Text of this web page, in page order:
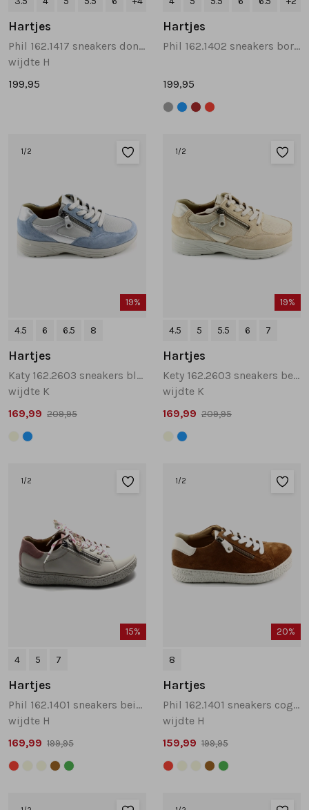
Hartjes
Phil 162.1417 sneakers donkerbruin
wijdte H
199,95
Hartjes
Phil 162.1402 sneakers bordeaux
199,95
1 /2
19%
4.5 6 6.5 8
Hartjes
Katy 162.2603 sneakers blauw
wijdte K
169,99 209,95
1 /2
19%
4.5 5 5.5 6 7
Hartjes
Kety 162.2603 sneakers beige
wijdte K
169,99 209,95
1 /2
15%
4 5 7
Hartjes
Phil 162.1401 sneakers beige
wijdte H
169,99 199,95
1 /2
20%
8
Hartjes
Phil 162.1401 sneakers cognac
wijdte H
159,99 199,95